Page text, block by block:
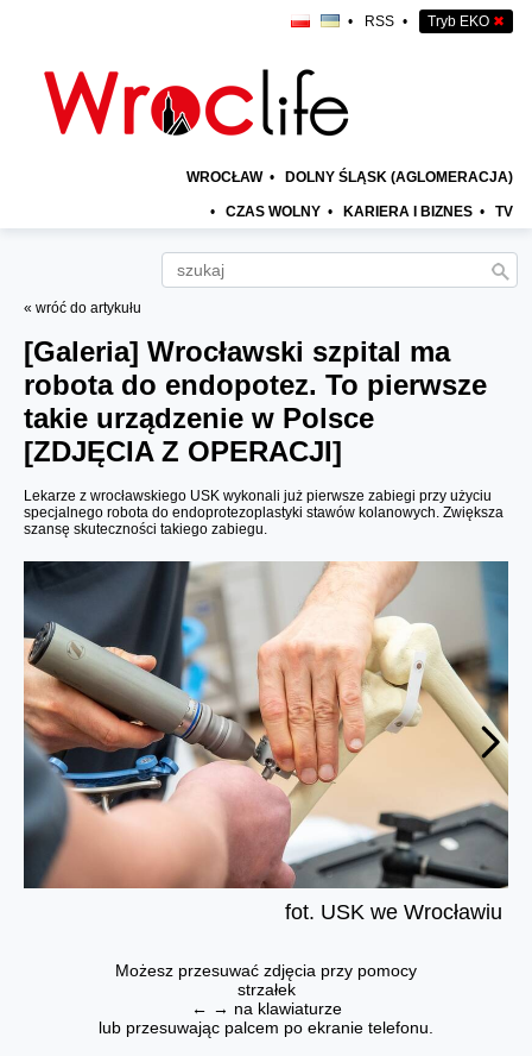
• RSS • Tryb EKO ✖
WROCŁAW • DOLNY ŚLĄSK (AGLOMERACJA)
• CZAS WOLNY • KARIERA I BIZNES • TV
« wróć do artykułu
[Galeria] Wrocławski szpital ma
robota do endopotez. To pierwsze
takie urządzenie w Polsce
[ZDJĘCIA Z OPERACJI]
Lekarze z wrocławskiego USK wykonali już pierwsze zabiegi przy użyciu
specjalnego robota do endoprotezoplastyki stawów kolanowych. Zwiększa
szansę skuteczności takiego zabiegu.
fot. USK we Wrocławiu
Możesz przesuwać zdjęcia przy pomocy
strzałek
← → na klawiaturze
lub przesuwając palcem po ekranie telefonu.